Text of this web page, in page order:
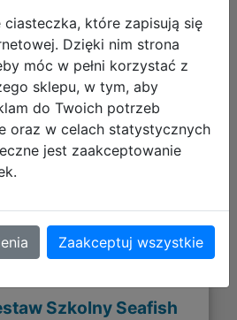
zł
KOSZYKA
Galeria zdjęć
Szkolny Seafish
które zapisują się
Dzięki nim strona
móc w pełni korzystać z
sklepu, w tym, aby
do Twoich potrzeb
oraz w celach statystycznych
jest zaakceptowanie
Zaakceptuj wszystkie